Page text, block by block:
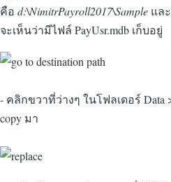
คือ d:\NimitrPayroll2017\Sample แล
จะเห็นว่ามีไฟล์ PayUsr.mdb เก็บอยู่
- คลิกขวาที่ว่างๆ ในโฟลเดอร์ Data
copy มา